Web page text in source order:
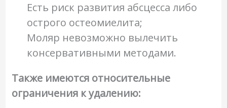
Есть риск развития абсцесса либо
острого остеомиелита;
Моляр невозможно вылечить
консервативными методами.
Также имеются относительные
ограничения к удалению: